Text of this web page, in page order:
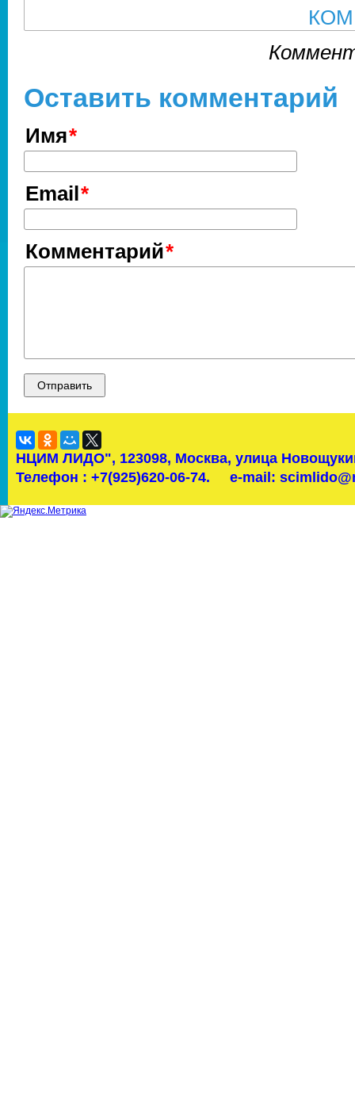
Оставить комментарий
Имя
Email
Комментарий
НЦИМ ЛИДО", 123098, Москва, улица
Телефон : +7(925)620-06-74.
e-mail: